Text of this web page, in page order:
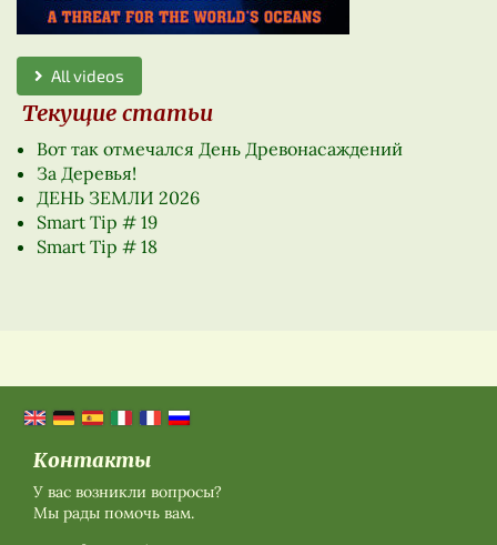
All videos
Текущие статьи
Вот так отмечался День Древонасаждений
За Деревья!
ДЕНЬ ЗЕМЛИ 2026
Smart Tip # 19
Smart Tip # 18
Контакты
У вас возникли вопросы?
Мы рады помочь вам.